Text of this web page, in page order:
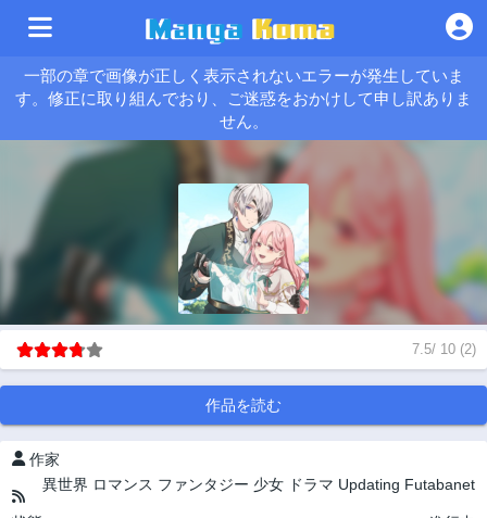
一部の章で画像が正しく表示されないエラーが発生していま
す。修正に取り組んでおり、ご迷惑をおかけして申し訳ありま
せん。
7.5/ 10 (2)
作品を読む
作家
異世界 ロマンス ファンタジー 少女 ドラマ Updating Futabanet